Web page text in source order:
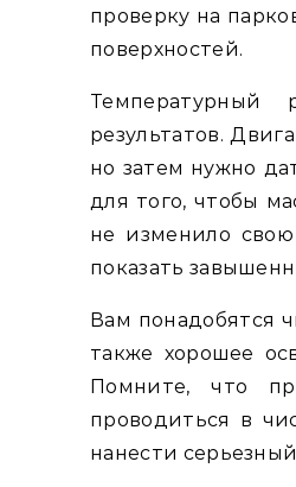
проверку на
поверхностей.
результатов.
но затем нужно
для того, чтобы
не изменило
показать
Вам понадобятся
также хорошее
Помните, что
проводиться в
нанести